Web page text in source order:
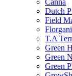
Dutch
Field
T.A
Green
Green
Green